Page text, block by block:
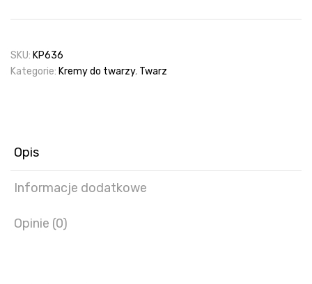
SKU: KP636
Kategorie: Kremy do twarzy, Twarz
Opis
Informacje dodatkowe
Opinie (0)